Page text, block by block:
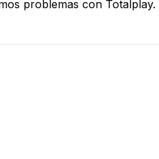
problemas con Totalplay.